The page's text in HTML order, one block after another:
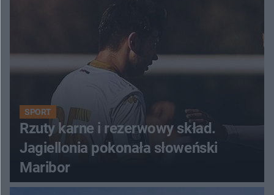
SPORT
Rzuty karne i rezerwowy skład.
Jagiellonia pokonała słoweński
Maribor